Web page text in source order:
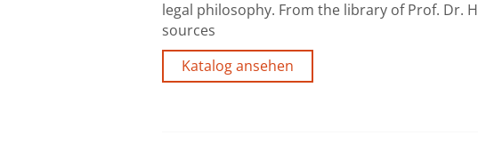
legal philosophy. From the library of Prof. Dr.
sources
Katalog ansehen